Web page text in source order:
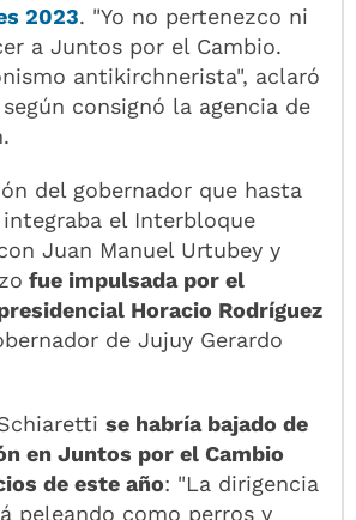
2023. "Yo no pertenezco ni
a Juntos por el Cambio.
antikirchnerista", aclaró
consignó la agencia de
del gobernador que hasta
el Interbloque
Juan Manuel Urtubey y
fue impulsada por el
Horacio Rodríguez
de Jujuy Gerardo
se habría bajado de
en Juntos por el Cambio
de este año: "La dirigencia
peleando como perros y